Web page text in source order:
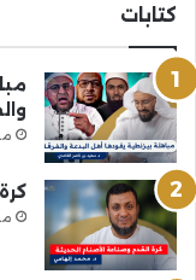
كتابات
منذ